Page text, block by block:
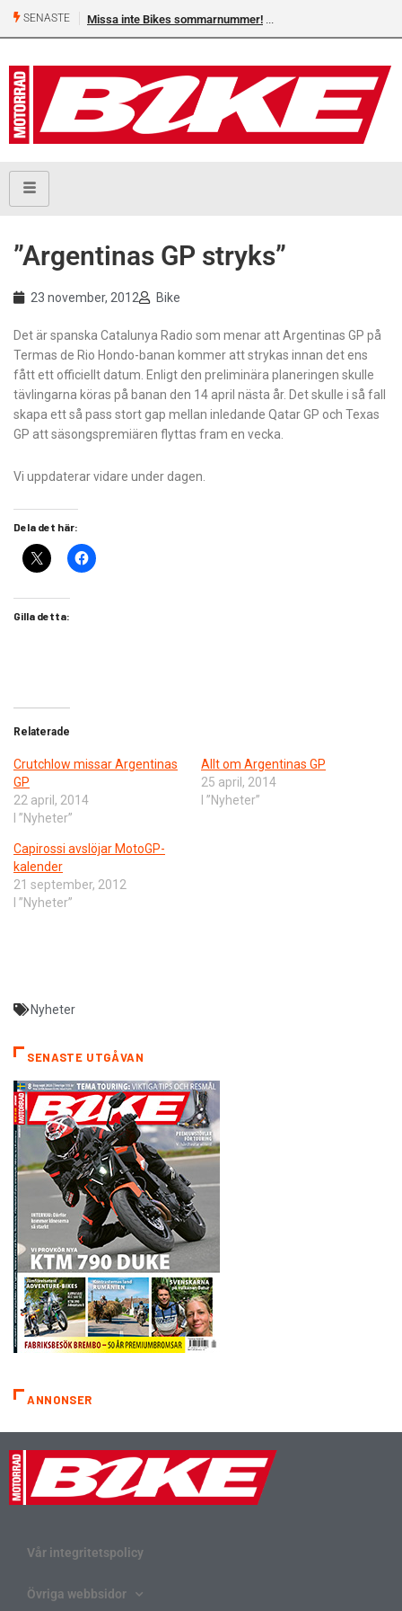
SENASTE Missa inte Bikes sommarnummer!
”Argentinas GP stryks”
23 november, 2012 Bike
Det är spanska Catalunya Radio som menar att Argentinas GP på
Termas de Rio Hondo-banan kommer att strykas innan det ens
fått ett officiellt datum. Enligt den preliminära planeringen skulle
tävlingarna köras på banan den 14 april nästa år. Det skulle i så fall
skapa ett så pass stort gap mellan inledande Qatar GP och Texas
GP att säsongspremiären flyttas fram en vecka.
Vi uppdaterar vidare under dagen.
Dela det här:
Gilla detta:
Relaterade
Crutchlow missar Argentinas
GP
22 april, 2014
I ”Nyheter”
Allt om Argentinas GP
25 april, 2014
I ”Nyheter”
Capirossi avslöjar MotoGP-
kalender
21 september, 2012
I ”Nyheter”
Nyheter
SENASTE UTGÅVAN
ANNONSER
Vår integritetspolicy
Övriga webbsidor